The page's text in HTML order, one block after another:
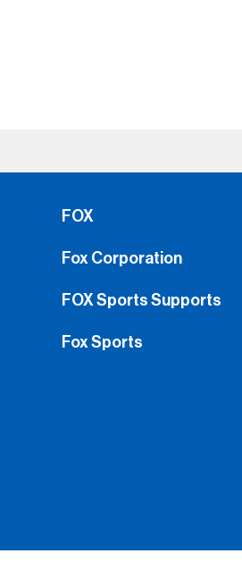
FOX
Fox Corporation
FOX Sports Supports
Fox Sports